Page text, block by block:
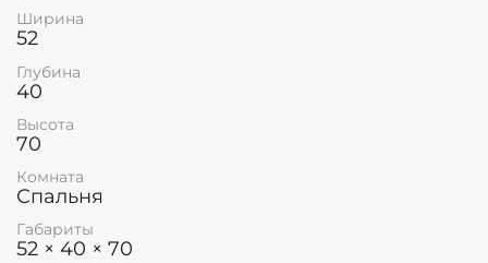
Ширина
52
Глубина
40
Высота
70
Комната
Спальня
Габариты
52 × 40 × 70